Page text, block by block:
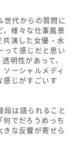
代からの質問に
様々な仕事風景
演した女優・水
て感じだと思い
明性があって、
ーシャルメディ
感じがすごいす
は語られること
でだろうめっち
な反響が寄せら